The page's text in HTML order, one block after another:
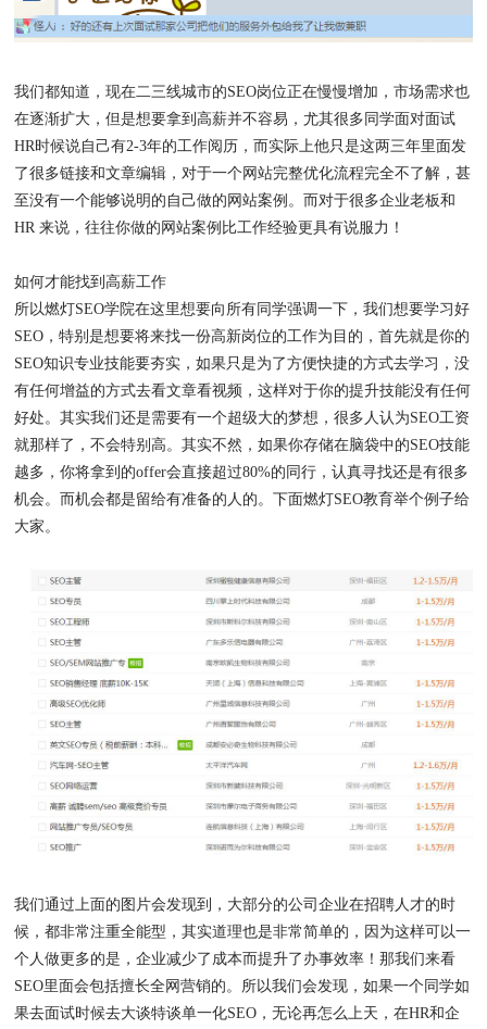
我们都知道，现在二三线城市的SEO岗位正在慢慢增加，市场需求也
在逐渐扩大，但是想要拿到高薪并不容易，尤其很多同学面对面试
HR时候说自己有2-3年的工作阅历，而实际上他只是这两三年里面发
了很多链接和文章编辑，对于一个网站完整优化流程完全不了解，甚
至没有一个能够说明的自己做的网站案例。而对于很多企业老板和
HR 来说，往往你做的网站案例比工作经验更具有说服力！
如何才能找到高薪工作
所以燃灯SEO学院在这里想要向所有同学强调一下，我们想要学习好
SEO，特别是想要将来找一份高新岗位的工作为目的，首先就是你的
SEO知识专业技能要夯实，如果只是为了方便快捷的方式去学习，没
有任何增益的方式去看文章看视频，这样对于你的提升技能没有任何
好处。其实我们还是需要有一个超级大的梦想，很多人认为SEO工资
就那样了，不会特别高。其实不然，如果你存储在脑袋中的SEO技能
越多，你将拿到的offer会直接超过80%的同行，认真寻找还是有很多
机会。而机会都是留给有准备的人的。下面燃灯SEO教育举个例子给
大家。
我们通过上面的图片会发现到，大部分的公司企业在招聘人才的时
候，都非常注重全能型，其实道理也是非常简单的，因为这样可以一
个人做更多的是，企业减少了成本而提升了办事效率！那我们来看
SEO里面会包括擅长全网营销的。所以我们会发现，如果一个同学如
果去面试时候去大谈特谈单一化SEO，无论再怎么上天，在HR和企